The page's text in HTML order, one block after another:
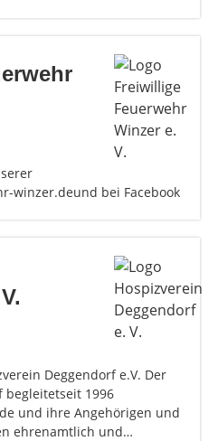
winzer.deund bei Facebook
Deggendorf e.V. Der
begleitetseit 1996
und ihre Angehörigen und
ehrenamtlich und…